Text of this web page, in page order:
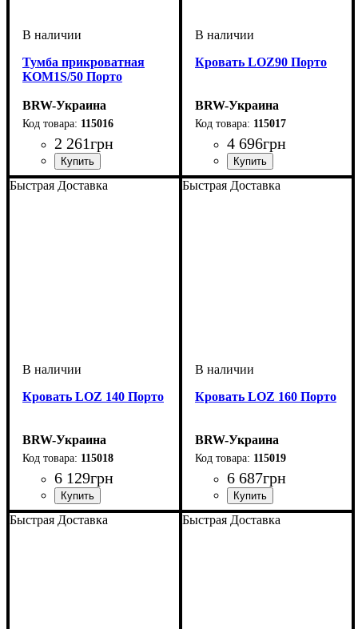
Тумба прикроватная
KOM1S/50 Порто
BRW-Украина
115016
2 261грн
ширина, мм: 535
высота, мм: 440
глубина, мм: 400
Кровать LOZ90 Порто
BRW-Украина
115017
4 696грн
ширина, мм: 960
высота, мм: 445-845
глубина, мм: 2045
Быстрая Доставка
Кровать LOZ 140 Порто
BRW-Украина
115018
6 129грн
ширина, мм: 1460
высота, мм: 445-845
глубина, мм: 2045
Быстрая Доставка
Кровать LOZ 160 Порто
BRW-Украина
115019
6 687грн
ширина, мм: 1660
высота, мм: 445-845
глубина, мм: 2045
Быстрая Доставка Быстрая Доставка